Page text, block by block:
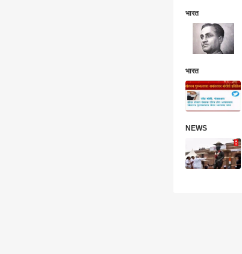
भारत
भारत
NEWS